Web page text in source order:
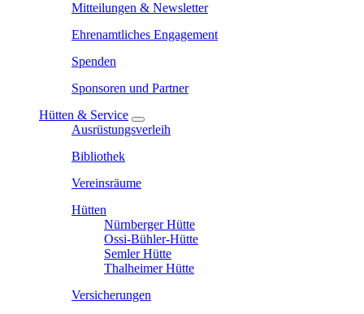
Mitteilungen & Newsletter
Ehrenamtliches Engagement
Spenden
Sponsoren und Partner
Hütten & Service
Ausrüstungsverleih
Bibliothek
Vereinsräume
Hütten
Nürnberger Hütte
Ossi-Bühler-Hütte
Semler Hütte
Thalheimer Hütte
Versicherungen